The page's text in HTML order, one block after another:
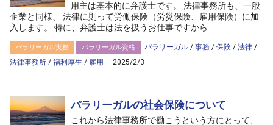
用主は基本的に弁護士です。 法律事務所も、一般
企業と同様、 法律に則って労働保険（労災保険、雇用保険）に加
入します。 特に、弁護士は法を扱うお仕事ですから ...
パラリーガル実務 パラリーガル資格 パラリーガル / 事務 / 保険 / 法律 /
法律事務所 / 福利厚生 / 雇用 2025/2/3
パラリーガルの社会保険について
これから法律事務所で働こうという方にとって、